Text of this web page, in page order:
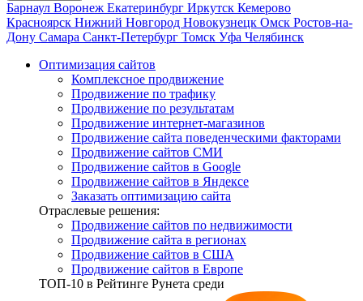
Барнаул Воронеж Екатеринбург Иркутск Кемерово
Красноярск Нижний Новгород Новокузнецк Омск Ростов-на-
Дону Самара Санкт-Петербург Томск Уфа Челябинск
Оптимизация сайтов
Комплексное продвижение
Продвижение по трафику
Продвижение по результатам
Продвижение интернет-магазинов
Продвижение сайта поведенческими факторами
Продвижение сайтов СМИ
Продвижение сайтов в Google
Продвижение сайтов в Яндексе
Заказать оптимизацию сайта
Отраслевые решения:
Продвижение сайтов по недвижимости
Продвижение сайта в регионах
Продвижение сайтов в США
Продвижение сайтов в Европе
ТОП-10 в Рейтинге Рунета среди